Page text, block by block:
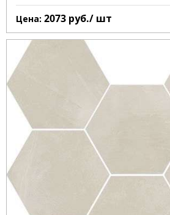
Цена: 2073 руб./ шт